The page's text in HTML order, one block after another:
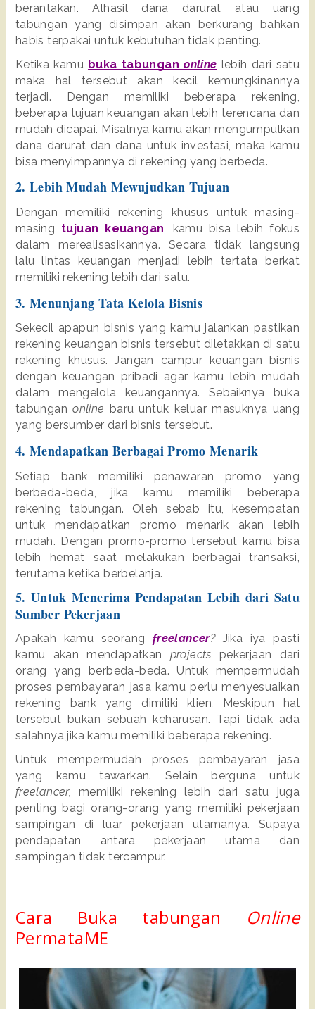
berantakan. Alhasil dana darurat atau uang
tabungan yang disimpan akan berkurang bahkan
habis terpakai untuk kebutuhan tidak penting.
Ketika kamu buka tabungan online lebih dari satu
maka hal tersebut akan kecil kemungkinannya
terjadi. Dengan memiliki beberapa rekening,
beberapa tujuan keuangan akan lebih terencana dan
mudah dicapai. Misalnya kamu akan mengumpulkan
dana darurat dan dana untuk investasi, maka kamu
bisa menyimpannya di rekening yang berbeda.
2. Lebih Mudah Mewujudkan Tujuan
Dengan memiliki rekening khusus untuk masing-
masing tujuan keuangan, kamu bisa lebih fokus
dalam merealisasikannya. Secara tidak langsung
lalu lintas keuangan menjadi lebih tertata berkat
memiliki rekening lebih dari satu.
3. Menunjang Tata Kelola Bisnis
Sekecil apapun bisnis yang kamu jalankan pastikan
rekening keuangan bisnis tersebut diletakkan di satu
rekening khusus. Jangan campur keuangan bisnis
dengan keuangan pribadi agar kamu lebih mudah
dalam mengelola keuangannya. Sebaiknya buka
tabungan online baru untuk keluar masuknya uang
yang bersumber dari bisnis tersebut.
4. Mendapatkan Berbagai Promo Menarik
Setiap bank memiliki penawaran promo yang
berbeda-beda, jika kamu memiliki beberapa
rekening tabungan. Oleh sebab itu, kesempatan
untuk mendapatkan promo menarik akan lebih
mudah. Dengan promo-promo tersebut kamu bisa
lebih hemat saat melakukan berbagai transaksi,
terutama ketika berbelanja.
5. Untuk Menerima Pendapatan Lebih dari Satu
Sumber Pekerjaan
Apakah kamu seorang freelancer? Jika iya pasti
kamu akan mendapatkan projects pekerjaan dari
orang yang berbeda-beda. Untuk mempermudah
proses pembayaran jasa kamu perlu menyesuaikan
rekening bank yang dimiliki klien. Meskipun hal
tersebut bukan sebuah keharusan. Tapi tidak ada
salahnya jika kamu memiliki beberapa rekening.
Untuk mempermudah proses pembayaran jasa
freelancer, memiliki rekening lebih dari satu juga
penting bagi orang-orang yang memiliki pekerjaan
sampingan di luar pekerjaan utamanya. Supaya
pendapatan antara pekerjaan utama dan
sampingan tidak tercampur.
Cara Buka tabungan Online
PermataME